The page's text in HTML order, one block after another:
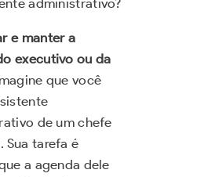
administrativo?
e manter a
executivo ou da
que você
de um chefe
Sua tarefa é
a agenda dele